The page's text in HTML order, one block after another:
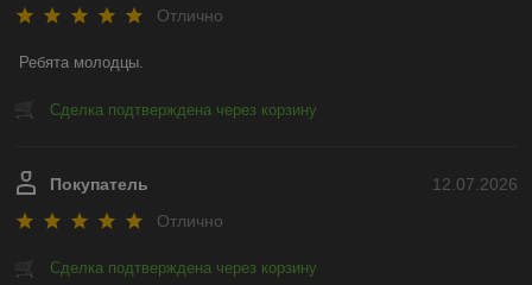
Отлично
Ребята молодцы.
Сделка подтверждена через корзину
12.07.2026
Покупатель
Отлично
Сделка подтверждена через корзину